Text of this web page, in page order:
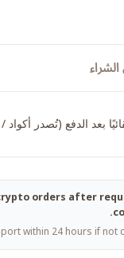
بعد الدفع (تُصدر
orders after
within 24 hours if not